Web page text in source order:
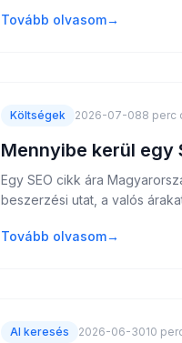
Tovább olvasom→
Költségek 2026-07-088 perc
Mennyibe kerül egy
Egy SEO cikk ára
beszerzési utat, a valós
Tovább olvasom→
AI keresés 2026-06-3010